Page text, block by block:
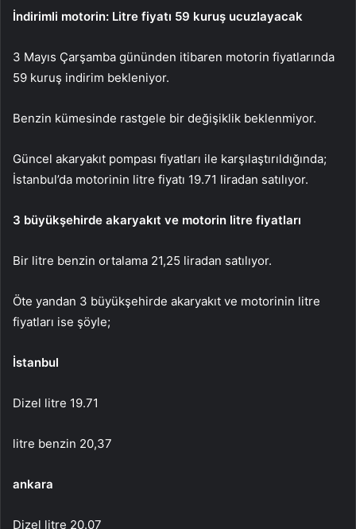
İndirimli motorin: Litre fiyatı 59 kuruş ucuzlayacak
3 Mayıs Çarşamba gününden itibaren motorin fiyatlarında
59 kuruş indirim bekleniyor.
Benzin kümesinde rastgele bir değişiklik beklenmiyor.
Güncel akaryakıt pompası fiyatları ile karşılaştırıldığında;
İstanbul’da motorinin litre fiyatı 19.71 liradan satılıyor.
3 büyükşehirde akaryakıt ve motorin litre fiyatları
Bir litre benzin ortalama 21,25 liradan satılıyor.
Öte yandan 3 büyükşehirde akaryakıt ve motorinin litre
fiyatları ise şöyle;
İstanbul
Dizel litre 19.71
litre benzin 20,37
ankara
Dizel litre 20.07